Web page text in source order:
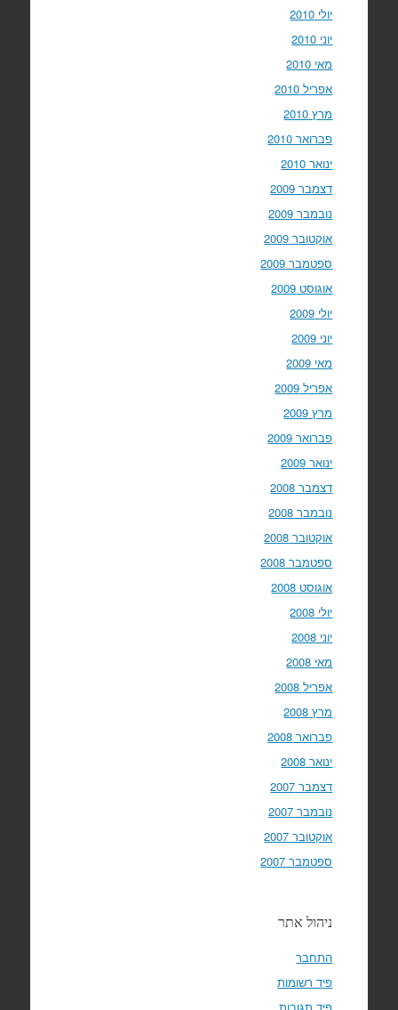
יולי 2010
יוני 2010
מאי 2010
אפריל 2010
מרץ 2010
פברואר 2010
ינואר 2010
דצמבר 2009
נובמבר 2009
אוקטובר 2009
ספטמבר 2009
אוגוסט 2009
יולי 2009
יוני 2009
מאי 2009
אפריל 2009
מרץ 2009
פברואר 2009
ינואר 2009
דצמבר 2008
נובמבר 2008
אוקטובר 2008
ספטמבר 2008
אוגוסט 2008
יולי 2008
יוני 2008
מאי 2008
אפריל 2008
מרץ 2008
פברואר 2008
ינואר 2008
דצמבר 2007
נובמבר 2007
אוקטובר 2007
ספטמבר 2007
ניהול אתר
התחבר
פיד רשומות